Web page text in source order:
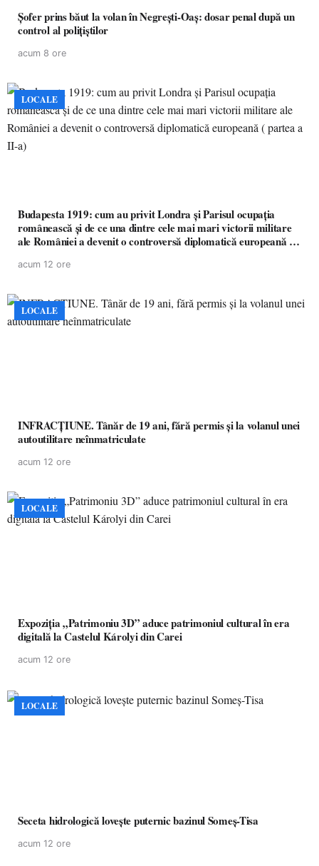
Șofer prins băut la volan în Negrești-Oaș: dosar penal după un
control al polițiștilor
acum 8 ore
LOCALE
Budapesta 1919: cum au privit Londra și Parisul ocupația
românească și de ce una dintre cele mai mari victorii militare
ale României a devenit o controversă diplomatică europeană (
acum 12 ore
LOCALE
INFRACȚIUNE. Tânăr de 19 ani, fără permis și la volanul unei
autoutilitare neînmatriculate
acum 12 ore
LOCALE
Expoziția „Patrimoniu 3D” aduce patrimoniul cultural în era
digitală la Castelul Károlyi din Carei
acum 12 ore
LOCALE
Seceta hidrologică lovește puternic bazinul Someș-Tisa
acum 12 ore